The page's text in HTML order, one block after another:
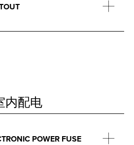
配电
POWER FUSE